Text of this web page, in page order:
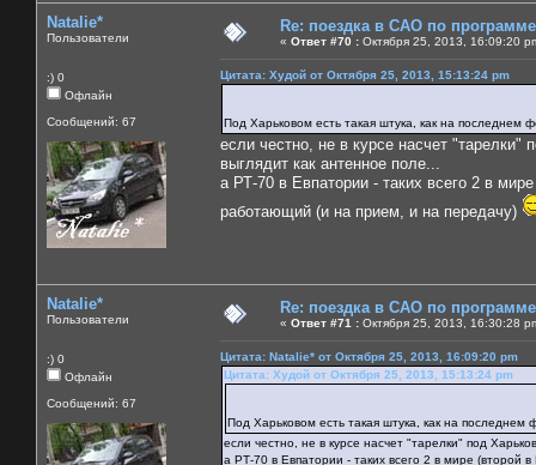
Natalie*
Пользователи
:) 0
Офлайн
Сообщений: 67
Re: поездка в САО по
« Ответ #70 : Октября 25, 2013, 16:09:20
Цитата: Худой от Октября 25, 2013, 15:13:24 pm
Под Харьковом есть такая штука, как на последнем
если честно, не в курсе насчет "тарелки"
выглядит как антенное поле...
а РТ-70 в Евпатории - таких всего 2 в
работающий (и на прием, и на передачу)
Natalie*
Пользователи
:) 0
Офлайн
Сообщений: 67
Re: поездка в САО по
« Ответ #71 : Октября 25, 2013, 16:30:28
Цитата: Natalie* от Октября 25, 2013, 16:09:20 pm
Цитата: Худой от Октября 25, 2013, 15:13:24 pm
Под Харьковом есть такая штука, как на
если честно, не в курсе насчет "тарелки" под
а РТ-70 в Евпатории - таких всего 2 в мире